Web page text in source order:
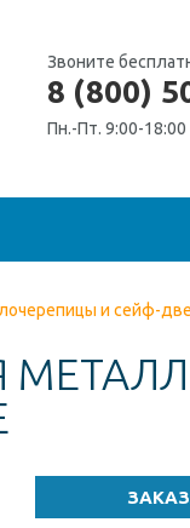
Звоните
8 (800)
Пн.-Пт. 9:00-18:00
и сейф-